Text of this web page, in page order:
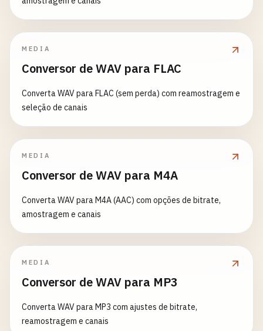
MEDIA
Conversor de WAV para FLAC
Converta WAV para FLAC (sem perda) com reamostragem e
seleção de canais
MEDIA
Conversor de WAV para M4A
Converta WAV para M4A (AAC) com opções de bitrate,
amostragem e canais
MEDIA
Conversor de WAV para MP3
Converta WAV para MP3 com ajustes de bitrate,
reamostragem e canais